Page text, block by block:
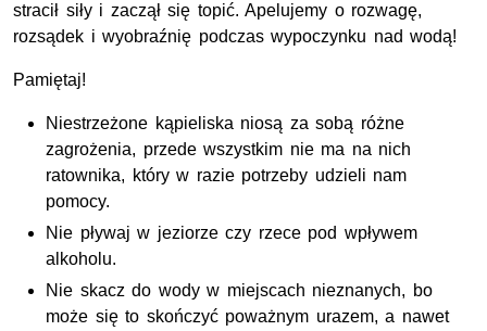
stracił siły i zaczął się topić. Apelujemy o rozwagę,
rozsądek i wyobraźnię podczas wypoczynku nad wodą!
Pamiętaj!
Niestrzeżone kąpieliska niosą za sobą różne
zagrożenia, przede wszystkim nie ma na nich
ratownika, który w razie potrzeby udzieli nam
pomocy.
Nie pływaj w jeziorze czy rzece pod wpływem
alkoholu.
Nie skacz do wody w miejscach nieznanych, bo
może się to skończyć poważnym urazem, a nawet